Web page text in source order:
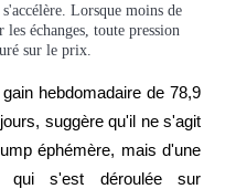
Lorsque moins de
échanges, toute pression
sur le prix.
hebdomadaire de 78,9
suggère qu'il ne s'agit
éphémère, mais d'une
qui s'est déroulée sur